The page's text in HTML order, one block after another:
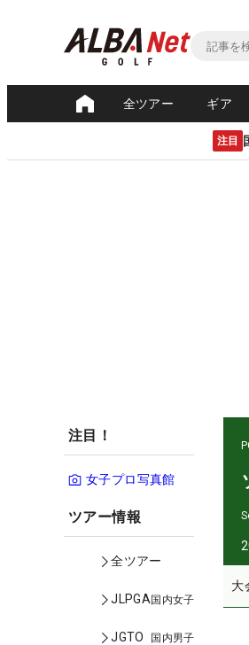
全ツアー ギア
注目
注目！
女子プロ写真館
ツアー情報
全ツアー
JLPGA国内女子
JGTO 国内男子
大